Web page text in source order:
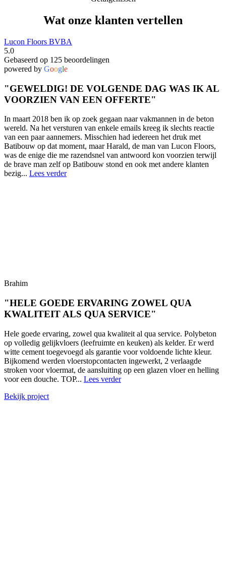
Wat onze klanten vertellen
Lucon Floors BVBA
5.0
Gebaseerd op 125 beoordelingen
powered by Google
"GEWELDIG! DE VOLGENDE DAG WAS IK AL
VOORZIEN VAN EEN OFFERTE"
In maart 2018 ben ik op zoek gegaan naar vakmannen in de beton
wereld. Na het versturen van enkele emails kreeg ik slechts reactie
van een paar aannemers. Misschien had iedereen het druk met
Batibouw op dat moment, maar Harald, de man van Lucon Floors,
was de enige die me razendsnel van antwoord kon voorzien terwijl
de brave man zelf op Batibouw stond en ook met andere klanten
bezig... Lees verder
Brahim
"HELE GOEDE ERVARING ZOWEL QUA
KWALITEIT ALS QUA SERVICE"
Hele goede ervaring, zowel qua kwaliteit al qua service. Polybeton
op volledig gelijkvloers (leefruimte en keuken) als kelder. Er werd
witte cement toegevoegd als garantie voor voldoende lichte kleur.
Bijkomend werden vloerstopcontacten ingewerkt, 2 verlaagde
stroken voor vloermat, de aansluiting op een glazen vloer en helling
voor een douche. TOP... Lees verder
Bekijk project